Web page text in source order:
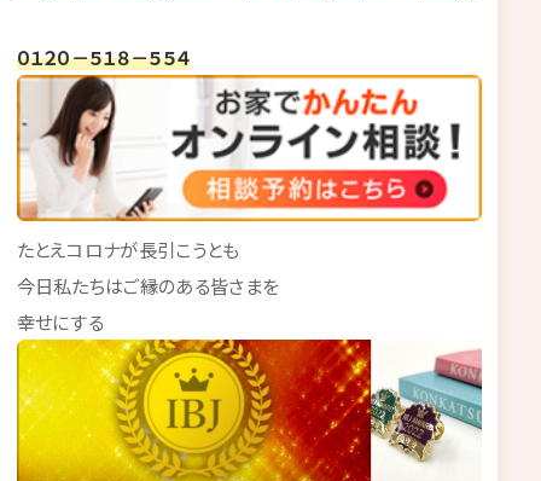
０１２０－５１８－５５４
たとえコロナが長引こうとも
今日私たちはご縁のある皆さまを
幸せにする